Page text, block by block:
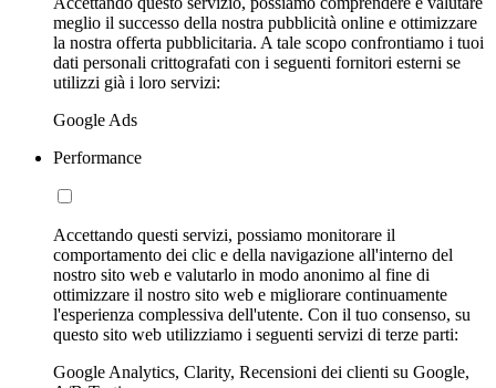
meglio il successo della nostra pubblicità online e ottimizzare
la nostra offerta pubblicitaria. A tale scopo confrontiamo i tuoi
dati personali crittografati con i seguenti fornitori esterni se
utilizzi già i loro servizi:
Google Ads
Performance
Accettando questi servizi, possiamo monitorare il
comportamento dei clic e della navigazione all'interno del
nostro sito web e valutarlo in modo anonimo al fine di
ottimizzare il nostro sito web e migliorare continuamente
l'esperienza complessiva dell'utente. Con il tuo consenso, su
questo sito web utilizziamo i seguenti servizi di terze parti:
Google Analytics, Clarity, Recensioni dei clienti su Google,